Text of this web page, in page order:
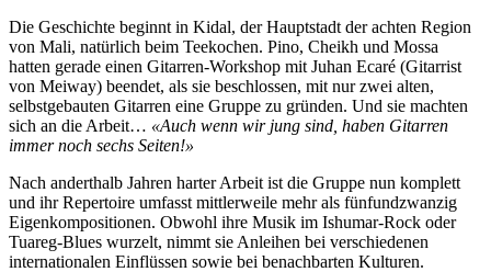
Die Geschichte beginnt in Kidal, der Hauptstadt der achten Region
von Mali, natürlich beim Teekochen. Pino, Cheikh und Mossa
hatten gerade einen Gitarren-Workshop mit Juhan Ecaré (Gitarrist
von Meiway) beendet, als sie beschlossen, mit nur zwei alten,
selbstgebauten Gitarren eine Gruppe zu gründen. Und sie machten
sich an die Arbeit… «Auch wenn wir jung sind, haben Gitarren
immer noch sechs Seiten!»
Nach anderthalb Jahren harter Arbeit ist die Gruppe nun komplett
und ihr Repertoire umfasst mittlerweile mehr als fünfundzwanzig
Eigenkompositionen. Obwohl ihre Musik im Ishumar-Rock oder
Tuareg-Blues wurzelt, nimmt sie Anleihen bei verschiedenen
internationalen Einflüssen sowie bei benachbarten Kulturen.